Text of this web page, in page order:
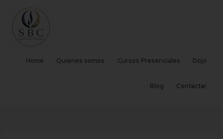
contenido
Home Quienes somos Cursos Presenciales Dojo
Blog Contactar